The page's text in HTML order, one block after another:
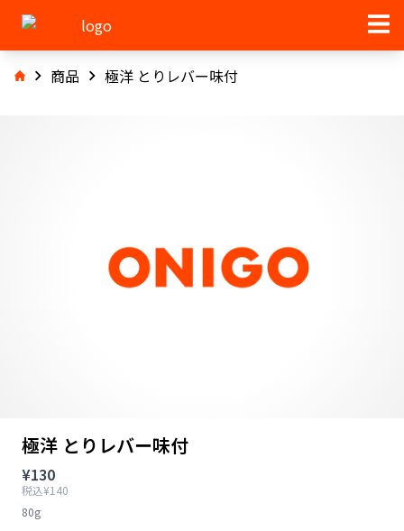
商品 極洋 とりレバー味付
極洋 とりレバー味付
¥130
税込¥140
80g